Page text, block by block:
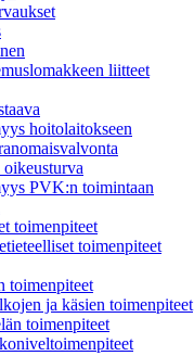
liitteet
hoitolaitokseen
PVK:n toimintaan
toimenpiteet
toimenpiteet
toimenpiteet
ja käsien toimenpiteet
toimenpiteet